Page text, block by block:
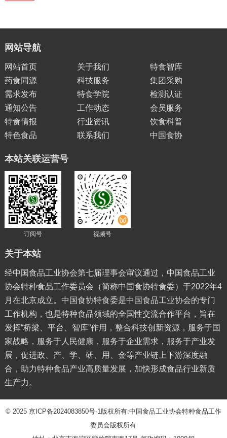
网站导航
网站首页 关于我们
特食智库
药食同源
科技服务
集团采购
需求发布
特食学院
检测认证
通知公告
工作动态
会员服务
特食情报
行业资讯
饮食科普
特色食品
联系我们 中国食协
本站关联运营号
订阅号 视频号
关于本站
经中国食品工业协会第七届理事会审议通过，中国食品工业
协会特种食品工作委员会（简称中国食协特食委）于2022年4
月在北京成立。中国食协特食委是中国食品工业协会的专门
工作机构，也是特种食品领域的全国性交流合作平台，旨在
发挥“桥梁、平台、智库”作用，整合科技创新资源，服务于国
家战略，服务于人民健康，服务于企业需求，服务于产业发
展，促进政、产、学、研、用、金等产业链上下游深度融
合，助力特种食品产业高质量发展，加快形成食品行业新质
生产力。
© 2025 京ICP备2024083850号-1 版权所有:中国食品工业协会特种食品工作
委员会版权所有